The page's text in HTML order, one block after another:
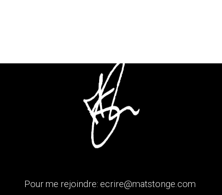
Pour me rejoindre: ecrire@matstonge.com